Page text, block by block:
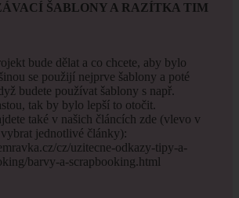
ŠABLONY A RAZÍTKA TIM
bude dělat a co chcete, aby bylo
se použijí nejprve šablony a poté
budete používat šablony s např.
tak by bylo lepší to otočit.
také v našich článcích zde (vlevo v
jednotlivé články):
cz/uzitecne-odkazy-tipy-a-
barvy-a-scrapbooking.html